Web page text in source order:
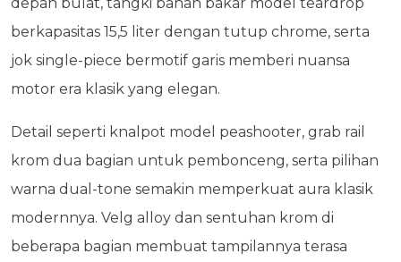
berkapasitas 15,5 liter dengan tutup chrome, serta
jok single-piece bermotif garis memberi nuansa
motor era klasik yang elegan.
Detail seperti knalpot model peashooter, grab rail
krom dua bagian untuk pembonceng, serta pilihan
warna dual-tone semakin memperkuat aura klasik
modernnya. Velg alloy dan sentuhan krom di
beberapa bagian membuat tampilannya terasa